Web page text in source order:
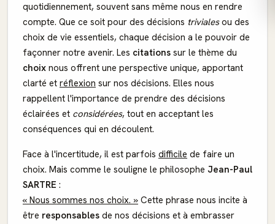
quotidiennement, souvent sans même nous en rendre
compte. Que ce soit pour des décisions trivialesou des
choix de vie essentiels, chaque décision a le pouvoir de
façonner notre avenir. Les citations sur le thème du
choix nous offrent une perspective unique, apportant
clarté et réflexion sur nos décisions. Elles nous
rappellent l'importance de prendre des décisions
éclairées et considérées, tout en acceptant les
conséquences qui en découlent.
Face à l'incertitude, il est parfois difficile de faire un
choix. Mais comme le souligne le philosophe Jean-Paul
SARTRE :
« Nous sommes nos choix. » Cette phrase nous incite à
être responsables de nos décisions et à embrasser